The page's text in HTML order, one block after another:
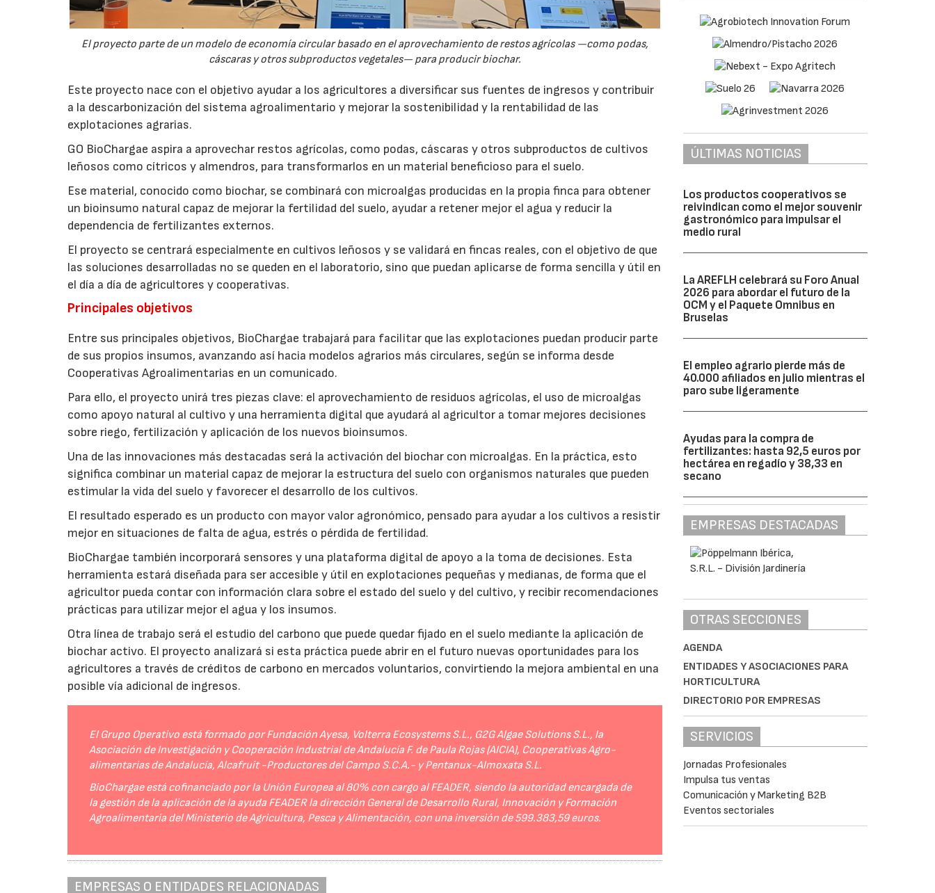
El proyecto parte de un modelo de economía circular basado en el aprovechamiento de restos agrícolas —como podas,
cáscaras y otros subproductos vegetales— para producir biochar.
Este proyecto nace con el objetivo ayudar a los agricultores a diversificar sus fuentes de ingresos y contribuir
a la descarbonización del sistema agroalimentario y mejorar la sostenibilidad y la rentabilidad de las
explotaciones agrarias.
GO BioChargae aspira a aprovechar restos agrícolas, como podas, cáscaras y otros subproductos de cultivos
leñosos como cítricos y almendros, para transformarlos en un material beneficioso para el suelo.
Ese material, conocido como biochar, se combinará con microalgas producidas en la propia finca para obtener
un bioinsumo natural capaz de mejorar la fertilidad del suelo, ayudar a retener mejor el agua y reducir la
dependencia de fertilizantes externos.
El proyecto se centrará especialmente en cultivos leñosos y se validará en fincas reales, con el objetivo de que
las soluciones desarrolladas no se queden en el laboratorio, sino que puedan aplicarse de forma sencilla y útil en
el día a día de agricultores y cooperativas.
Principales objetivos
Entre sus principales objetivos, BioChargae trabajará para facilitar que las explotaciones puedan producir parte
de sus propios insumos, avanzando así hacia modelos agrarios más circulares, según se informa desde
Cooperativas Agroalimentarias en un comunicado.
Para ello, el proyecto unirá tres piezas clave: el aprovechamiento de residuos agrícolas, el uso de microalgas
como apoyo natural al cultivo y una herramienta digital que ayudará al agricultor a tomar mejores decisiones
sobre riego, fertilización y aplicación de los nuevos bioinsumos.
Una de las innovaciones más destacadas será la activación del biochar con microalgas. En la práctica, esto
significa combinar un material capaz de mejorar la estructura del suelo con organismos naturales que pueden
estimular la vida del suelo y favorecer el desarrollo de los cultivos.
El resultado esperado es un producto con mayor valor agronómico, pensado para ayudar a los cultivos a resistir
mejor en situaciones de falta de agua, estrés o pérdida de fertilidad.
BioChargae también incorporará sensores y una plataforma digital de apoyo a la toma de decisiones. Esta
herramienta estará diseñada para ser accesible y útil en explotaciones pequeñas y medianas, de forma que el
agricultor pueda contar con información clara sobre el estado del suelo y del cultivo, y recibir recomendaciones
prácticas para utilizar mejor el agua y los insumos.
Otra línea de trabajo será el estudio del carbono que puede quedar fijado en el suelo mediante la aplicación de
biochar activo. El proyecto analizará si esta práctica puede abrir en el futuro nuevas oportunidades para los
agricultores a través de créditos de carbono en mercados voluntarios, convirtiendo la mejora ambiental en una
posible vía adicional de ingresos.
El Grupo Operativo está formado por Fundación Ayesa, Volterra Ecosystems S.L., G2G Algae Solutions S.L., la
Asociación de Investigación y Cooperación Industrial de Andalucía F. de Paula Rojas (AICIA), Cooperativas Agro-
alimentarias de Andalucía, Alcafruit -Productores del Campo S.C.A.- y Pentanux-Almoxata S.L.
BioChargae está cofinanciado por la Unión Europea al 80% con cargo al FEADER, siendo la autoridad encargada de
la gestión de la aplicación de la ayuda FEADER la dirección General de Desarrollo Rural, Innovación y Formación
Agroalimentaria del Ministerio de Agricultura, Pesca y Alimentación, con una inversión de 599.383,59 euros.
EMPRESAS O ENTIDADES RELACIONADAS
ÚLTIMAS NOTICIAS
Los productos cooperativos se
reivindican como el mejor souvenir
gastronómico para impulsar el
medio rural
La AREFLH celebrará su Foro Anual
2026 para abordar el futuro de la
OCM y el Paquete Omnibus en
Bruselas
El empleo agrario pierde más de
40.000 afiliados en julio mientras el
paro sube ligeramente
Ayudas para la compra de
fertilizantes: hasta 92,5 euros por
hectárea en regadío y 38,33 en
secano
EMPRESAS DESTACADAS
OTRAS SECCIONES
AGENDA
ENTIDADES Y ASOCIACIONES PARA
HORTICULTURA
DIRECTORIO POR EMPRESAS
SERVICIOS
Jornadas Profesionales
Impulsa tus ventas
Comunicación y Marketing B2B
Eventos sectoriales